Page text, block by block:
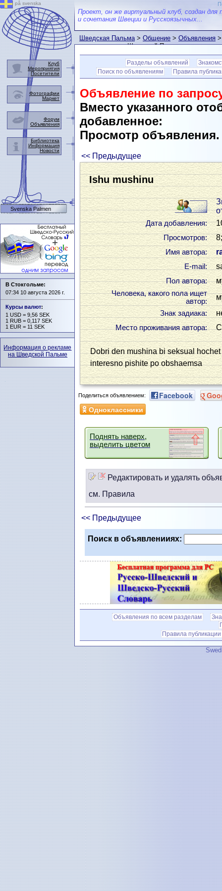
Проект, он же виртуальный клуб, создан для
и сочетания Швеции и Русскоязычных...
Шведская Пальма>Общение>Объявления>
пользователем Шведской Пальмы
Разделы объявлений
Поиск по объявлениям
Правила
Объявление по
Вместо указанного
добавленное:
Просмотр
<< Предыдущее
Ishu mushinu
Дата добавления:
Просмотров:
Имя автора:
Е-mail:
Пол автора:
Человека, какого пола ищет
автор:
Знак задиака:
Место проживания автора:
Dobri den mushina bi seksual
interesno pishite po obshaemsa
Поделиться объявлением: Facebook
Одноклассники
Поднять наверх,
выделить цветом
Редактировать и удалять
см. Правила
<< Предыдущее
Поиск в объявленииях:
Объявления по всем разделам
Правила публикации
på svenska
Клуб
Мероприятия
Посетители
Фотографии
Маркет
Форум
Объявления
Библиотека
Информация
Новости
Svenska Palmen
В Стокгольме:
07:34 10 августа 2026 г.
Курсы валют:
1 USD = 9,56 SEK
1 RUB = 0,117 SEK
1 EUR = 11 SEK
Информация о рекламе
на Шведской Пальме